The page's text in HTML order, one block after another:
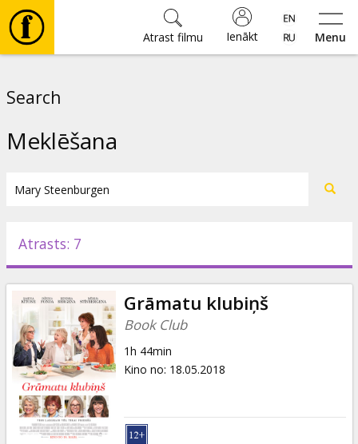
Menu
Ienākt
Atrast filmu
Pasākumi
Ziņas
Dāvanu
kartes
Uzkodas
Search
Meklēšana
Atrasts: 7
Grāmatu klubiņš
Book Club
1h 44min
Kino no: 18.05.2018